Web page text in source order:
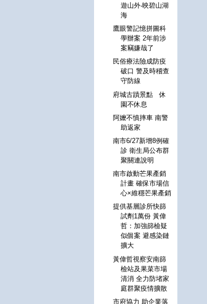
遊山外‧映碧山湖
海
鷹眼警記憶拼圖科
學辦案 2年前涉
案竊嫌哉了
民俗療法險成防疫
破口 警及時稽查
守防線
府城古蹟景點 休
園不休息
阿嬤不慎摔車 南警
助返家
南市6/27新增8例確
診 衛生局公布群
聚關連說明
南市啟動芒果產銷
計畫 確保市場信
心×維穩芒果產銷
提供基層診所快篩
試劑1萬份 黃偉
哲：加強篩檢疑
似個案 避感染鏈
擴大
黃偉哲視察安南篩
檢站及果菜市場
清消 全力防堵家
庭群聚疫情擴散
市府協力 助企業落